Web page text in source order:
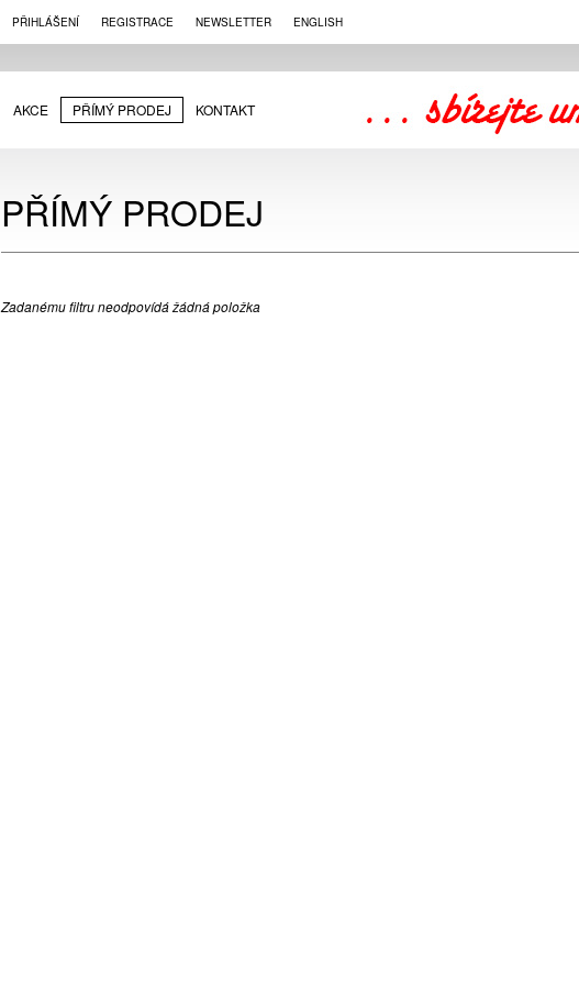
PŘIHLÁŠENÍ REGISTRACE NEWSLETTER ENGLISH
AKCE PŘÍMÝ PRODEJ KONTAKT
PŘÍMÝ PRODEJ
Zadanému filtru neodpovídá žádná položka